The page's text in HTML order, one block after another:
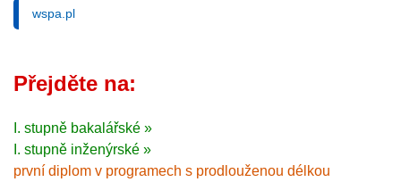
wspa.pl
Přejděte na:
I. stupně bakalářské »
I. stupně inženýrské »
první diplom v programech s prodlouženou délkou